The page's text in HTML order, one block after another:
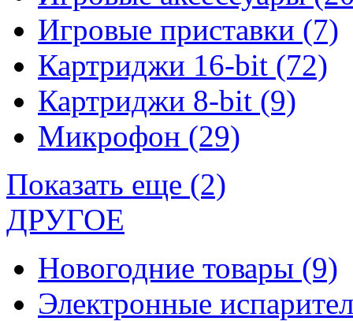
Игровые приставки (7)
Картриджи 16-bit (72)
Картриджи 8-bit (9)
Микрофон (29)
Показать еще (2)
ДРУГОЕ
Новогодние товары (9)
Электронные